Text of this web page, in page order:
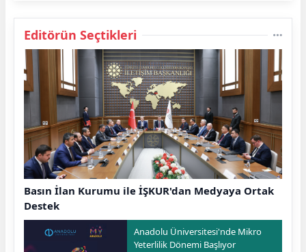
Editörün Seçtikleri
Basın İlan Kurumu ile İŞKUR'dan Medyaya Ortak
Destek
Anadolu Üniversitesi'nde Mikro
Yeterlilik Dönemi Başlıyor